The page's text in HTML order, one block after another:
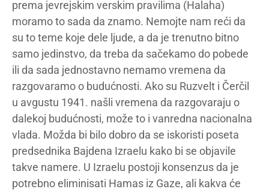
prema jevrejskim verskim pravilima (Halaha)
moramo to sada da znamo. Nemojte nam reći da
su to teme koje dele ljude, a da je trenutno bitno
samo jedinstvo, da treba da sačekamo do pobede
ili da sada jednostavno nemamo vremena da
razgovaramo o budućnosti. Ako su Ruzvelt i Čerčil
u avgustu 1941. našli vremena da razgovaraju o
dalekoj budućnosti, može to i vanredna nacionalna
vlada. Možda bi bilo dobro da se iskoristi poseta
predsednika Bajdena Izraelu kako bi se objavile
takve namere. U Izraelu postoji konsenzus da je
potrebno eliminisati Hamas iz Gaze, ali kakva će